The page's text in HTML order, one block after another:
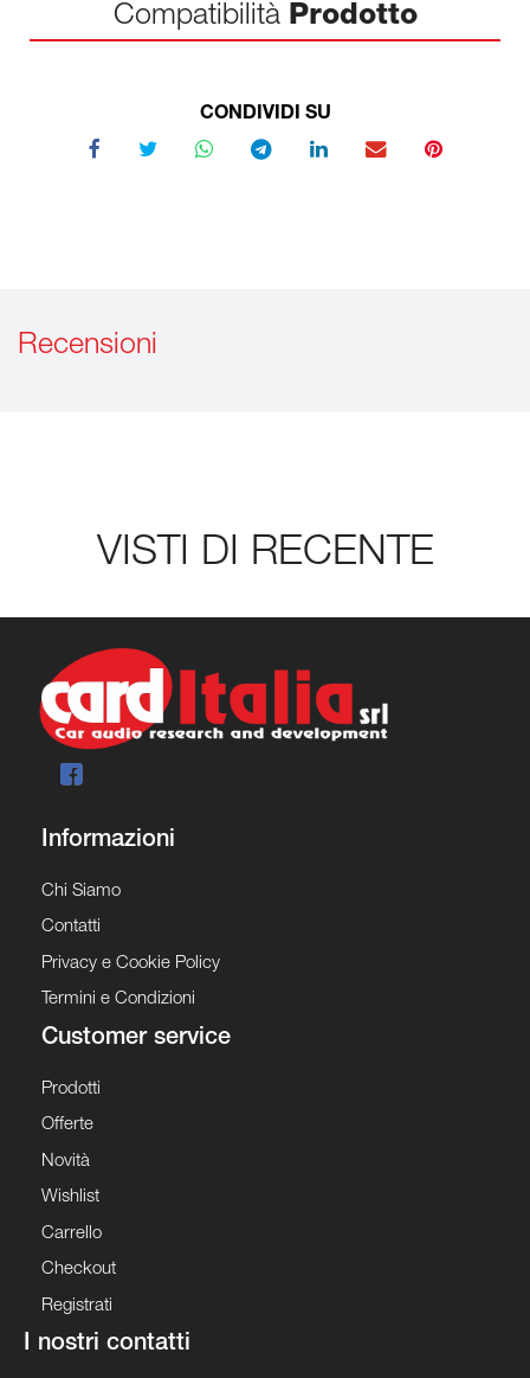
Compatibilità Prodotto
CONDIVIDI SU
Recensioni
VISTI DI RECENTE
Informazioni
Chi Siamo
Contatti
Privacy e Cookie Policy
Termini e Condizioni
Customer service
Prodotti
Offerte
Novità
Wishlist
Carrello
Checkout
Registrati
I nostri contatti